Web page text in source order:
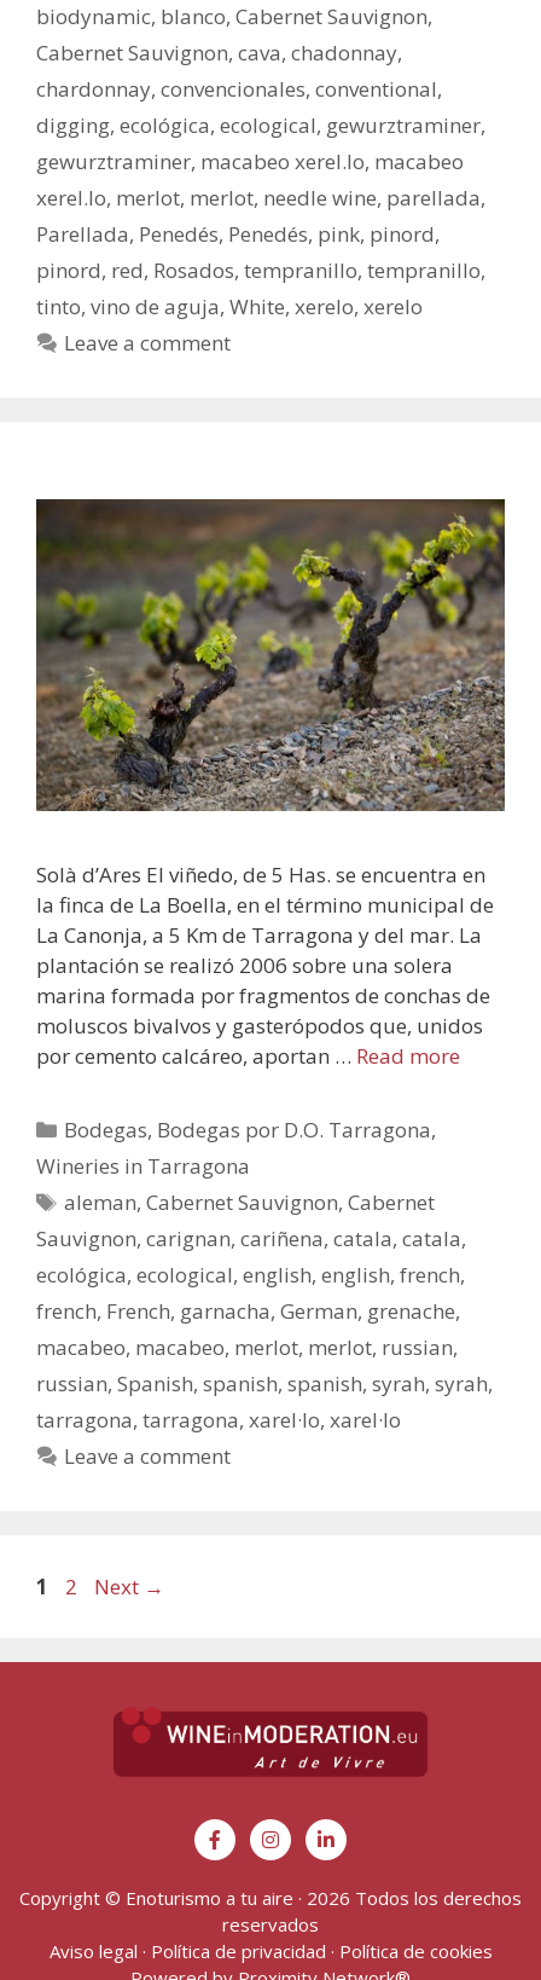
biodynamic, blanco, Cabernet Sauvignon,
Cabernet Sauvignon, cava, chadonnay,
chardonnay, convencionales, conventional,
digging, ecológica, ecological, gewurztraminer,
gewurztraminer, macabeo xerel.lo, macabeo
xerel.lo, merlot, merlot, needle wine, parellada,
Parellada, Penedés, Penedés, pink, pinord,
pinord, red, Rosados, tempranillo, tempranillo,
tinto, vino de aguja, White, xerelo, xerelo
Leave a comment
Solà d’Ares El viñedo, de 5 Has. se encuentra en
la finca de La Boella, en el término municipal de
La Canonja, a 5 Km de Tarragona y del mar. La
plantación se realizó 2006 sobre una solera
marina formada por fragmentos de conchas de
moluscos bivalvos y gasterópodos que, unidos
por cemento calcáreo, aportan … Read more
Bodegas, Bodegas por D.O. Tarragona,
Wineries in Tarragona
aleman,Cabernet Sauvignon,Cabernet
Sauvignon, carignan, cariñena, catala, catala,
ecológica, ecological, english, english, french,
french, French, garnacha, German, grenache,
macabeo, macabeo, merlot, merlot, russian,
russian, Spanish, spanish, spanish, syrah, syrah,
tarragona, tarragona, xarel·lo, xarel·lo
Leave a comment
1 2 Next →
Copyright © Enoturismo a tu aire · 2026 Todos los derechos
reservados
Aviso legal · Política de privacidad · Política de cookies